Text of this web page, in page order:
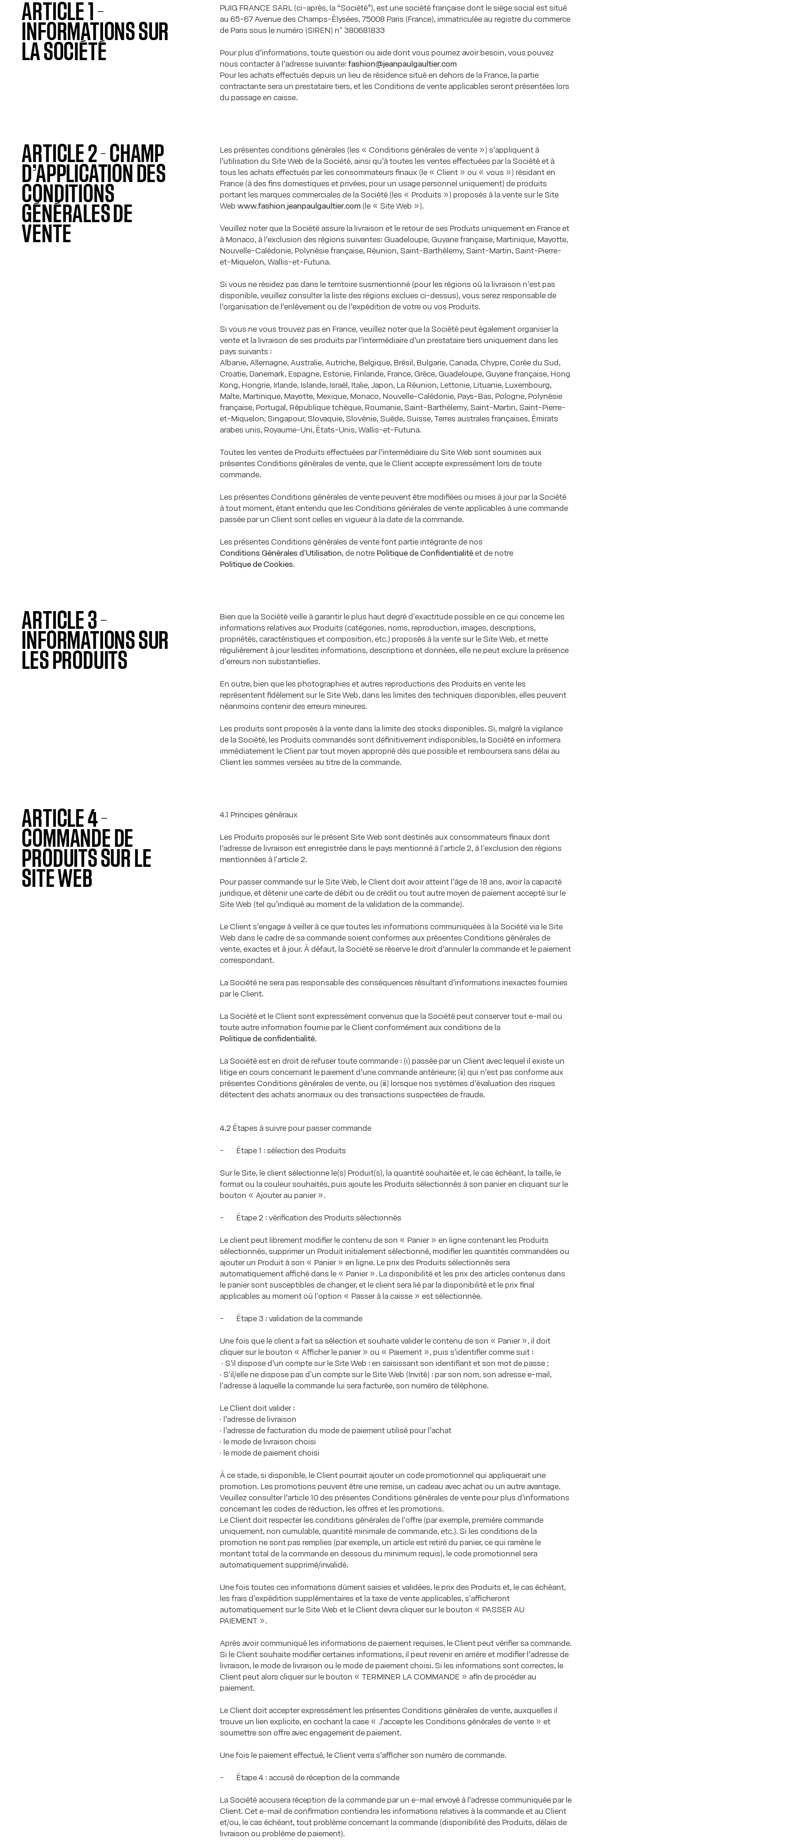
ARTICLE 1 –
INFORMATIONS SUR
LA SOCIÉTÉ
PUIG FRANCE SARL (ci-après, la “Société”), est une société française dont le siège social est situé
au 65-67 Avenue des Champs-Élysées, 75008 Paris (France), immatriculée au registre du commerce
de Paris sous le numéro (SIREN) n° 380681833
Pour plus d’informations, toute question ou aide dont vous pourriez avoir besoin, vous pouvez
nous contacter à l’adresse suivante:fashion@jeanpaulgaultier.com
Pour les achats effectués depuis un lieu de résidence situé en dehors de la France, la partie
contractante sera un prestataire tiers, et les Conditions de vente applicables seront présentées lors
du passage en caisse.
ARTICLE 2 - CHAMP
D’APPLICATION DES
CONDITIONS
GÉNÉRALES DE
VENTE
Les présentes conditions générales (les « Conditions générales de vente ») s’appliquent à
l’utilisation du Site Web de la Société, ainsi qu’à toutes les ventes effectuées par la Société et à
tous les achats effectués par les consommateurs finaux (le « Client » ou « vous ») résidant en
France (à des fins domestiques et privées, pour un usage personnel uniquement) de produits
portant les marques commerciales de la Société (les « Produits ») proposés à la vente sur le Site
Webwww.fashion.jeanpaulgaultier.com (le « Site Web »).
Veuillez noter que la Société assure la livraison et le retour de ses Produits uniquement en France et
à Monaco, à l’exclusion des régions suivantes: Guadeloupe, Guyane française, Martinique, Mayotte,
Nouvelle-Calédonie, Polynésie française, Réunion, Saint-Barthélemy, Saint-Martin, Saint-Pierre-
et-Miquelon, Wallis-et-Futuna.
Si vous ne résidez pas dans le territoire susmentionné (pour les régions où la livraison n’est pas
disponible, veuillez consulter la liste des régions exclues ci-dessus), vous serez responsable de
l’organisation de l’enlèvement ou de l’expédition de votre ou vos Produits.
Si vous ne vous trouvez pas en France, veuillez noter que la Société peut également organiser la
vente et la livraison de ses produits par l’intermédiaire d’un prestataire tiers uniquement dans les
pays suivants :
Albanie, Allemagne, Australie, Autriche, Belgique, Brésil, Bulgarie, Canada, Chypre, Corée du Sud,
Croatie, Danemark, Espagne, Estonie, Finlande, France, Grèce, Guadeloupe, Guyane française, Hong
Kong, Hongrie, Irlande, Islande, Israël, Italie, Japon, La Réunion, Lettonie, Lituanie, Luxembourg,
Malte, Martinique, Mayotte, Mexique, Monaco, Nouvelle-Calédonie, Pays-Bas, Pologne, Polynésie
française, Portugal, République tchèque, Roumanie, Saint-Barthélemy, Saint-Martin, Saint-Pierre-
et-Miquelon, Singapour, Slovaquie, Slovénie, Suède, Suisse, Terres australes françaises, Émirats
arabes unis, Royaume-Uni, États-Unis, Wallis-et-Futuna.
Toutes les ventes de Produits effectuées par l’intermédiaire du Site Web sont soumises aux
présentes Conditions générales de vente, que le Client accepte expressément lors de toute
commande.
Les présentes Conditions générales de vente peuvent être modifiées ou mises à jour par la Société
à tout moment, étant entendu que les Conditions générales de vente applicables à une commande
passée par un Client sont celles en vigueur à la date de la commande.
Les présentes Conditions générales de vente font partie intégrante de nos
Conditions Générales d'Utilisation, de notre Politique de Confidentialitéet de notre
Politique de Cookies.
ARTICLE 3 –
INFORMATIONS SUR
LES PRODUITS
Bien que la Société veille à garantir le plus haut degré d'exactitude possible en ce qui concerne les
informations relatives aux Produits (catégories, noms, reproduction, images, descriptions,
propriétés, caractéristiques et composition, etc.) proposés à la vente sur le Site Web, et mette
régulièrement à jour lesdites informations, descriptions et données, elle ne peut exclure la présence
d'erreurs non substantielles.
En outre, bien que les photographies et autres reproductions des Produits en vente les
représentent fidèlement sur le Site Web, dans les limites des techniques disponibles, elles peuvent
néanmoins contenir des erreurs mineures.
Les produits sont proposés à la vente dans la limite des stocks disponibles. Si, malgré la vigilance
de la Société, les Produits commandés sont définitivement indisponibles, la Société en informera
immédiatement le Client par tout moyen approprié dès que possible et remboursera sans délai au
Client les sommes versées au titre de la commande.
ARTICLE 4 –
COMMANDE DE
PRODUITS SUR LE
SITE WEB
4.1 Principes généraux
Les Produits proposés sur le présent Site Web sont destinés aux consommateurs finaux dont
l’adresse de livraison est enregistrée dans le pays mentionné à l'article 2, à l'exclusion des régions
mentionnées à l'article 2.
Pour passer commande sur le Site Web, le Client doit avoir atteint l’âge de 18 ans, avoir la capacité
juridique, et détenir une carte de débit ou de crédit ou tout autre moyen de paiement accepté sur le
Site Web (tel qu’indiqué au moment de la validation de la commande).
Le Client s’engage à veiller à ce que toutes les informations communiquées à la Société via le Site
Web dans le cadre de sa commande soient conformes aux présentes Conditions générales de
vente, exactes et à jour. À défaut, la Société se réserve le droit d’annuler la commande et le paiement
correspondant.
La Société ne sera pas responsable des conséquences résultant d’informations inexactes fournies
par le Client.
La Société et le Client sont expressément convenus que la Société peut conserver tout e-mail ou
toute autre information fournie par le Client conformément aux conditions de la
Politique de confidentialité.
La Société est en droit de refuser toute commande : (i) passée par un Client avec lequel il existe un
litige en cours concernant le paiement d’une commande antérieure; (ii) qui n’est pas conforme aux
présentes Conditions générales de vente, ou (iii) lorsque nos systèmes d’évaluation des risques
détectent des achats anormaux ou des transactions suspectées de fraude.
4.2 Étapes à suivre pour passer commande
- Étape 1 : sélection des Produits
Sur le Site, le client sélectionne le(s) Produit(s), la quantité souhaitée et, le cas échéant, la taille, le
format ou la couleur souhaités, puis ajoute les Produits sélectionnés à son panier en cliquant sur le
bouton « Ajouter au panier ».
- Étape 2 : vérification des Produits sélectionnés
Le client peut librement modifier le contenu de son « Panier » en ligne contenant les Produits
sélectionnés, supprimer un Produit initialement sélectionné, modifier les quantités commandées ou
ajouter un Produit à son « Panier » en ligne. Le prix des Produits sélectionnés sera
automatiquement affiché dans le « Panier ». La disponibilité et les prix des articles contenus dans
le panier sont susceptibles de changer, et le client sera lié par la disponibilité et le prix final
applicables au moment où l'option « Passer à la caisse » est sélectionnée.
- Étape 3 : validation de la commande
Une fois que le client a fait sa sélection et souhaite valider le contenu de son « Panier », il doit
cliquer sur le bouton « Afficher le panier » ou « Paiement », puis s’identifier comme suit :
• S’il dispose d’un compte sur le Site Web : en saisissant son identifiant et son mot de passe ;
• S'il/elle ne dispose pas d'un compte sur le Site Web (Invité) : par son nom, son adresse e-mail,
l'adresse à laquelle la commande lui sera facturée, son numéro de téléphone.
Le Client doit valider :
• l’adresse de livraison
• l’adresse de facturation du mode de paiement utilisé pour l’achat
• le mode de livraison choisi
• le mode de paiement choisi
À ce stade, si disponible, le Client pourrait ajouter un code promotionnel qui appliquerait une
promotion. Les promotions peuvent être une remise, un cadeau avec achat ou un autre avantage.
Veuillez consulter l’article 10 des présentes Conditions générales de vente pour plus d’informations
concernant les codes de réduction, les offres et les promotions.
Le Client doit respecter les conditions générales de l'offre (par exemple, première commande
uniquement, non cumulable, quantité minimale de commande, etc.). Si les conditions de la
promotion ne sont pas remplies (par exemple, un article est retiré du panier, ce qui ramène le
montant total de la commande en dessous du minimum requis), le code promotionnel sera
automatiquement supprimé/invalidé.
Une fois toutes ces informations dûment saisies et validées, le prix des Produits et, le cas échéant,
les frais d’expédition supplémentaires et la taxe de vente applicables, s'afficheront
automatiquement sur le Site Web et le Client devra cliquer sur le bouton « PASSER AU
PAIEMENT ».
Après avoir communiqué les informations de paiement requises, le Client peut vérifier sa commande.
Si le Client souhaite modifier certaines informations, il peut revenir en arrière et modifier l’adresse de
livraison, le mode de livraison ou le mode de paiement choisi. Si les informations sont correctes, le
Client peut alors cliquer sur le bouton « TERMINER LA COMMANDE » afin de procéder au
paiement.
Le Client doit accepter expressément les présentes Conditions générales de vente, auxquelles il
trouve un lien explicite, en cochant la case « J'accepte les Conditions générales de vente » et
soumettre son offre avec engagement de paiement.
Une fois le paiement effectué, le Client verra s’afficher son numéro de commande.
- Étape 4 : accusé de réception de la commande
La Société accusera réception de la commande par un e-mail envoyé à l’adresse communiquée par le
Client. Cet e-mail de confirmation contiendra les informations relatives à la commande et au Client
et/ou, le cas échéant, tout problème concernant la commande (disponibilité des Produits, délais de
livraison ou problème de paiement).